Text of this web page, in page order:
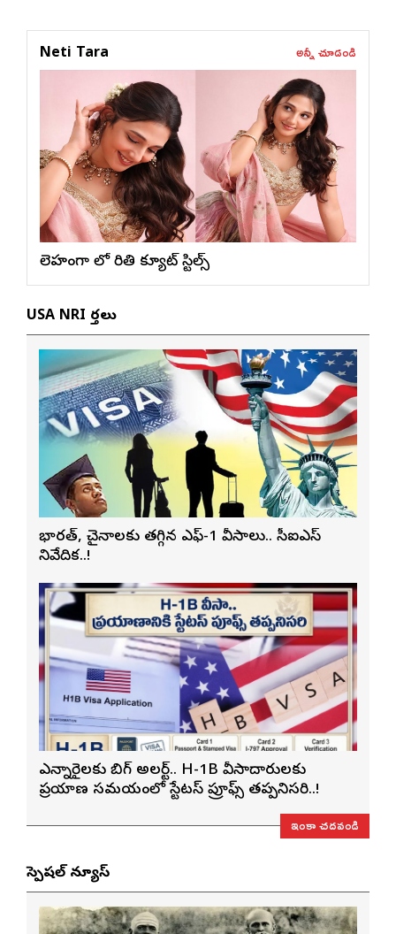
Neti Tara అన్నీ చూడండి
లెహంగా లో రితికా క్యూట్ స్టిల్స్
USA NRI వార్తలు
భారత్, చైనాలకు తగ్గిన ఎఫ్-1 వీసాలు.. సీఐఎస్
నివేదిక..!
ఎన్నారైలకు బిగ్ అలర్ట్.. H-1B వీసాదారులకు
ప్రయాణ సమయంలో స్టేటస్ ప్రూఫ్స్ తప్పనిసరి..!
ఇంకా చదవండి
స్పెషల్ న్యూస్